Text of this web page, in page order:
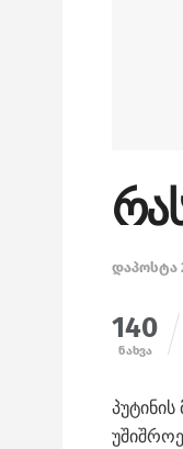
დაპოსტა
140
ნახვა